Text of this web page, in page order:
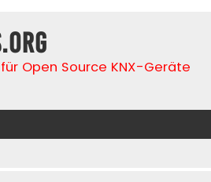
Open Source KNX-Geräte